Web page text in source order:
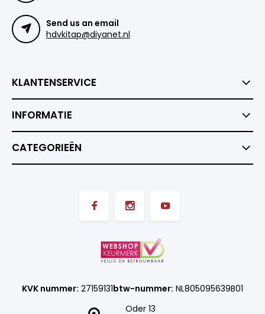
Send us an email
hdvkitap@diyanet.nl
KLANTENSERVICE
INFORMATIE
CATEGORIEËN
Oder 13
KVK nummer: 27159131btw-nummer: NL805095639B01